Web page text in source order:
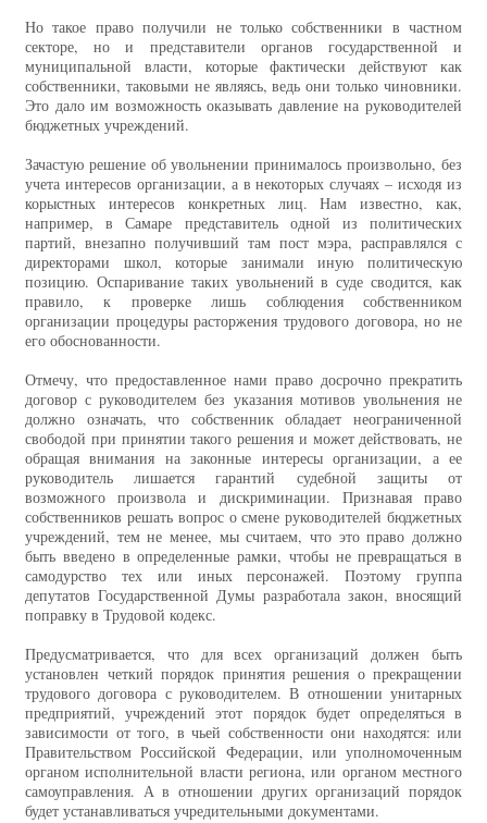
Но такое право получили не только собственники в частном
секторе, но и представители органов государственной и
муниципальной власти, которые фактически действуют как
собственники, таковыми не являясь, ведь они только чиновники.
Это дало им возможность оказывать давление на руководителей
бюджетных учреждений.
Зачастую решение об увольнении принималось произвольно, без
учета интересов организации, а в некоторых случаях – исходя из
корыстных интересов конкретных лиц. Нам известно, как,
например, в Самаре представитель одной из политических
партий, внезапно получивший там пост мэра, расправлялся с
директорами школ, которые занимали иную политическую
позицию. Оспаривание таких увольнений в суде сводится, как
правило, к проверке лишь соблюдения собственником
организации процедуры расторжения трудового договора, но не
его обоснованности.
Отмечу, что предоставленное нами право досрочно прекратить
договор с руководителем без указания мотивов увольнения не
должно означать, что собственник обладает неограниченной
свободой при принятии такого решения и может действовать, не
обращая внимания на законные интересы организации, а ее
руководитель лишается гарантий судебной защиты от
возможного произвола и дискриминации. Признавая право
собственников решать вопрос о смене руководителей бюджетных
учреждений, тем не менее, мы считаем, что это право должно
быть введено в определенные рамки, чтобы не превращаться в
самодурство тех или иных персонажей. Поэтому группа
депутатов Государственной Думы разработала закон, вносящий
поправку в Трудовой кодекс.
Предусматривается, что для всех организаций должен быть
установлен четкий порядок принятия решения о прекращении
трудового договора с руководителем. В отношении унитарных
предприятий, учреждений этот порядок будет определяться в
зависимости от того, в чьей собственности они находятся: или
Правительством Российской Федерации, или уполномоченным
органом исполнительной власти региона, или органом местного
самоуправления. А в отношении других организаций порядок
будет устанавливаться учредительными документами.